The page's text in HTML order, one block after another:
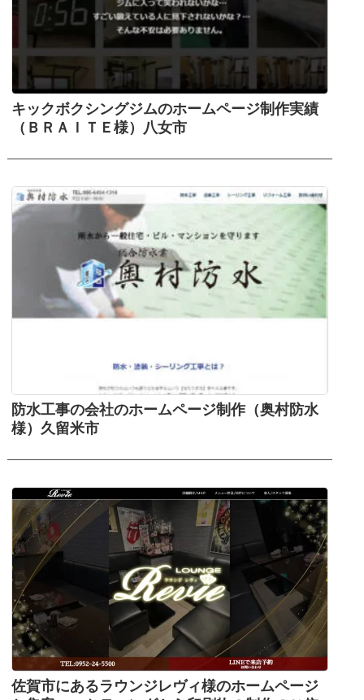
キックボクシングジムのホームページ制作実績
（ＢＲＡＩＴＥ様）八女市
防水工事の会社のホームページ制作（奥村防水
様）久留米市
佐賀市にあるラウンジレヴィ様のホームページ